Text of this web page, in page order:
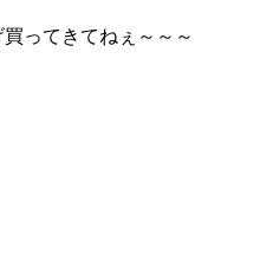
ってきてねぇ～～～